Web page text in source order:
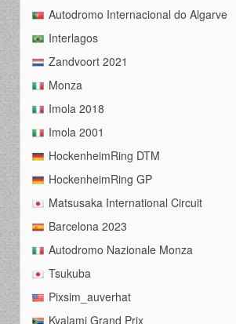
Autodromo Internacional do Algarve
Interlagos
Zandvoort 2021
Monza
Imola 2018
Imola 2001
HockenheimRing DTM
HockenheimRing GP
Matsusaka International Circuit
Barcelona 2023
Autodromo Nazionale Monza
Tsukuba
Pixsim_auverhat
Kyalami Grand Prix